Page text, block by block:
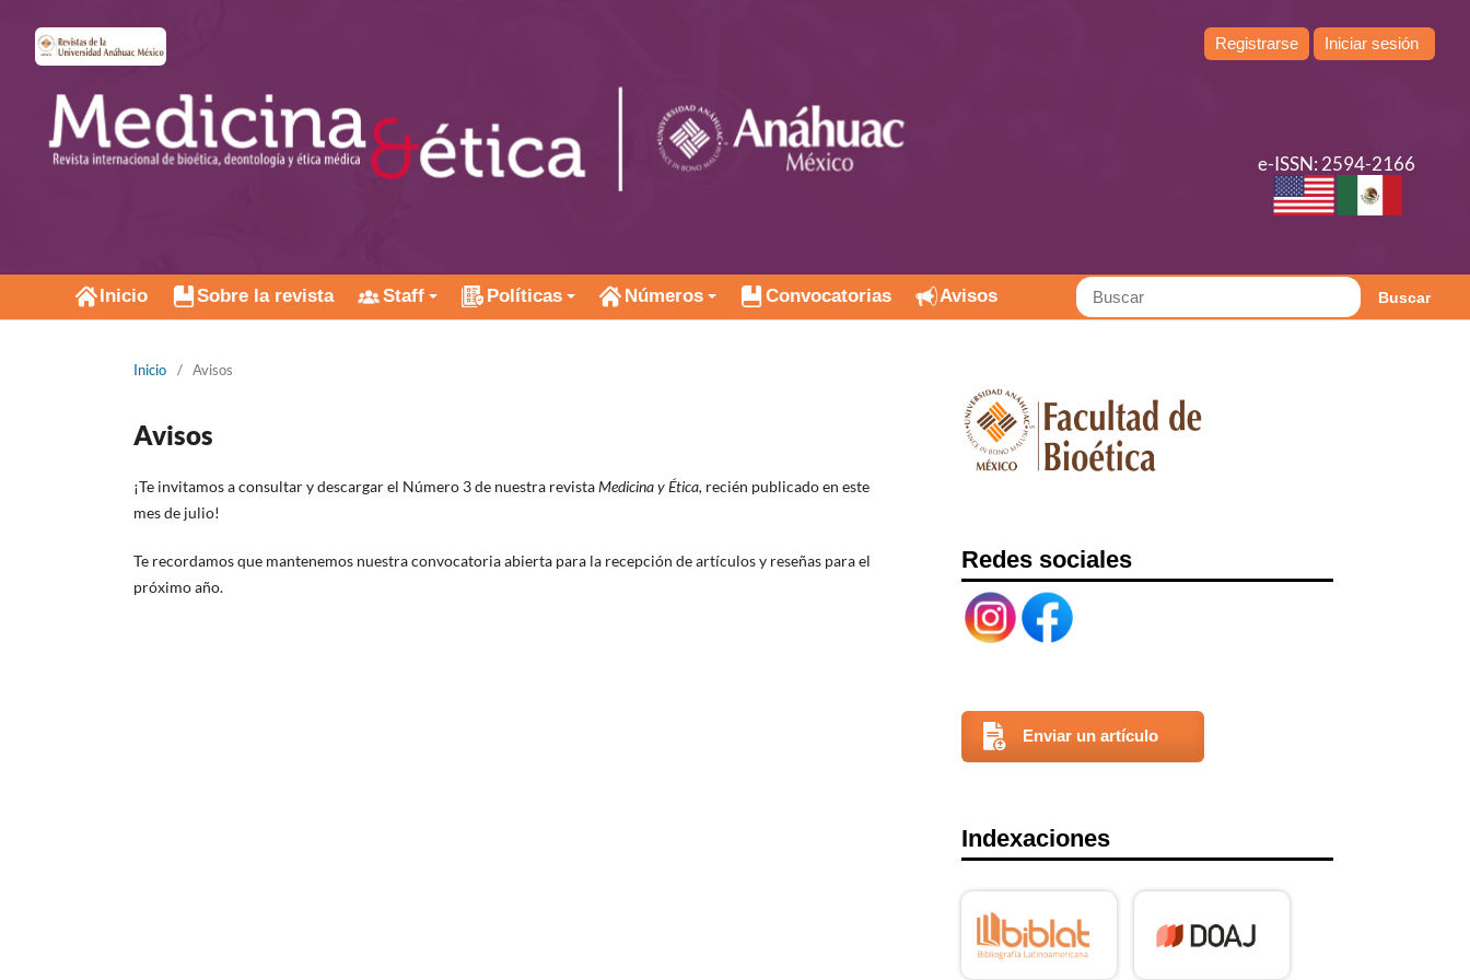
Inicio Sobre la revista Staff Políticas Números Convocatorias Avisos Buscar
Registrarse Iniciar sesión
Inicio / Avisos
Avisos
¡Te invitamos a consultar y descargar el Número 3 de nuestra revistaMedicina y Ética, recién publicado en este
mes de julio!
Te recordamos que mantenemos nuestra convocatoria abierta para la recepción de artículos y reseñas para el
próximo año.
Redes sociales
Enviar un artículo
Indexaciones
e-ISSN: 2594-2166